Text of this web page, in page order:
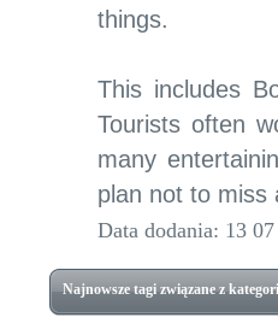
things.
This includes
Tourists often
many
plan not to miss
Data dodania: 13
Najnowsze tagi związane z